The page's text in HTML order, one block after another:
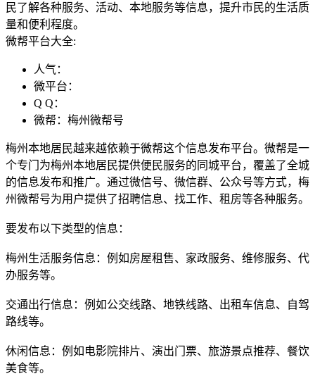
民了解各种服务、活动、本地服务等信息，提升市民的生活质
量和便利程度。
微帮平台大全:
人气：
微平台：
Q Q：
微帮：梅州微帮号
梅州本地居民越来越依赖于微帮这个信息发布平台。微帮是一
个专门为梅州本地居民提供便民服务的同城平台，覆盖了全城
的信息发布和推广。通过微信号、微信群、公众号等方式，梅
州微帮号为用户提供了招聘信息、找工作、租房等各种服务。
要发布以下类型的信息：
梅州生活服务信息：例如房屋租售、家政服务、维修服务、代
办服务等。
交通出行信息：例如公交线路、地铁线路、出租车信息、自驾
路线等。
休闲信息：例如电影院排片、演出门票、旅游景点推荐、餐饮
美食等。